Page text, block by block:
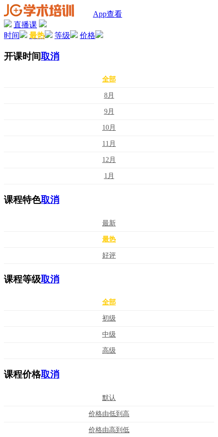
App查看
直播课
时间
最热 等级 价格
开课时间取消
全部
8月
9月
10月
11月
12月
1月
课程特色取消
最新
最热
好评
课程等级取消
全部
初级
中级
高级
课程价格取消
默认
价格由低到高
价格由高到低